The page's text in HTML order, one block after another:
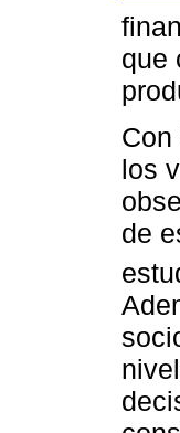
que
los
de